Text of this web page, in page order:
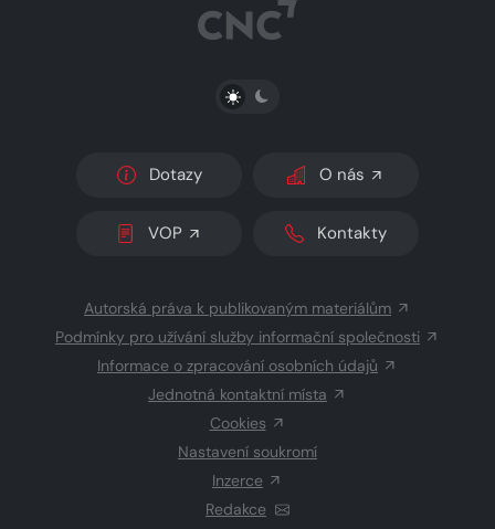
PŘEPNOUT SVĚTLÝ/TMAVÝ REŽIM
Dotazy O nás
VOP Kontakty
Autorská práva k publikovaným materiálům
Podmínky pro užívání služby informační společnosti
Informace o zpracování osobních údajů
Jednotná kontaktní místa
Cookies
Nastavení soukromí
Inzerce
Redakce